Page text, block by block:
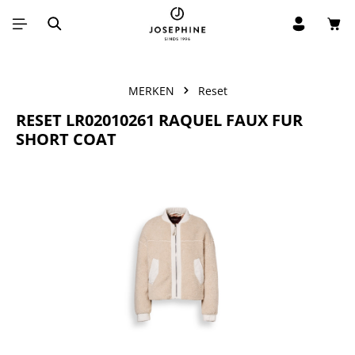
Ga naar de hoofdinhoud
MERKEN Reset
RESET LR02010261 RAQUEL FAUX FUR
SHORT COAT